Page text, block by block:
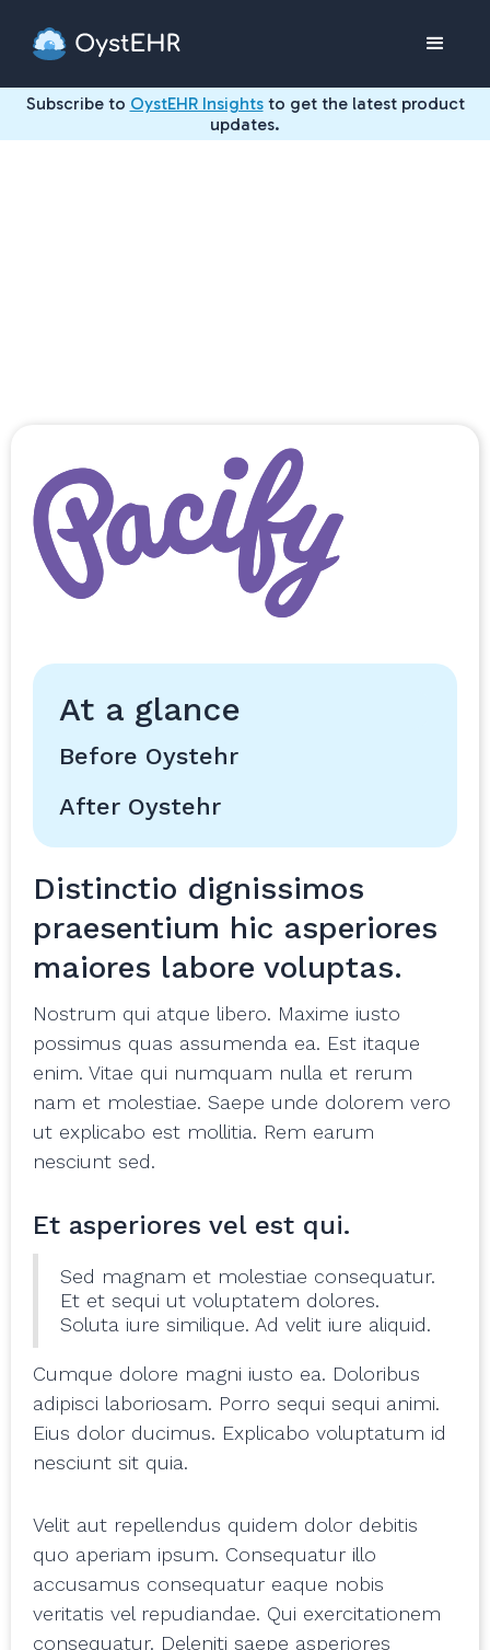
Subscribe to OystEHR Insightsto get the latest product
updates.
At a glance
Before Oystehr
After Oystehr
Distinctio dignissimos
praesentium hic asperiores
maiores labore voluptas.
Nostrum qui atque libero. Maxime iusto
possimus quas assumenda ea. Est itaque
enim. Vitae qui numquam nulla et rerum
nam et molestiae. Saepe unde dolorem vero
ut explicabo est mollitia. Rem earum
nesciunt sed.
Et asperiores vel est qui.
Sed magnam et molestiae consequatur.
Et et sequi ut voluptatem dolores.
Soluta iure similique. Ad velit iure aliquid.
Cumque dolore magni iusto ea. Doloribus
adipisci laboriosam. Porro sequi sequi animi.
Eius dolor ducimus. Explicabo voluptatum id
nesciunt sit quia.
Velit aut repellendus quidem dolor debitis
quo aperiam ipsum. Consequatur illo
accusamus consequatur eaque nobis
veritatis vel repudiandae. Qui exercitationem
consequatur. Deleniti saepe asperiores